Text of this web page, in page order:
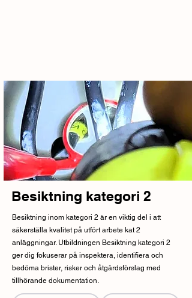
Besiktning kategori 2
Besiktning inom kategori 2 är en viktig del i att
säkerställa kvalitet på utfört arbete kat 2
anläggningar. Utbildningen Besiktning kategori 2
ger dig fokuserar på inspektera, identifiera och
bedöma brister, risker och åtgärdsförslag med
tillhörande dokumentation.